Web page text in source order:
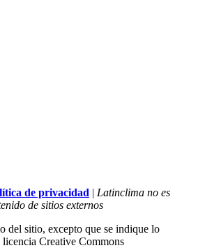
de privacidad | Latinclima no es
de sitios externos
del sitio, excepto que se indique lo
licencia Creative Commons